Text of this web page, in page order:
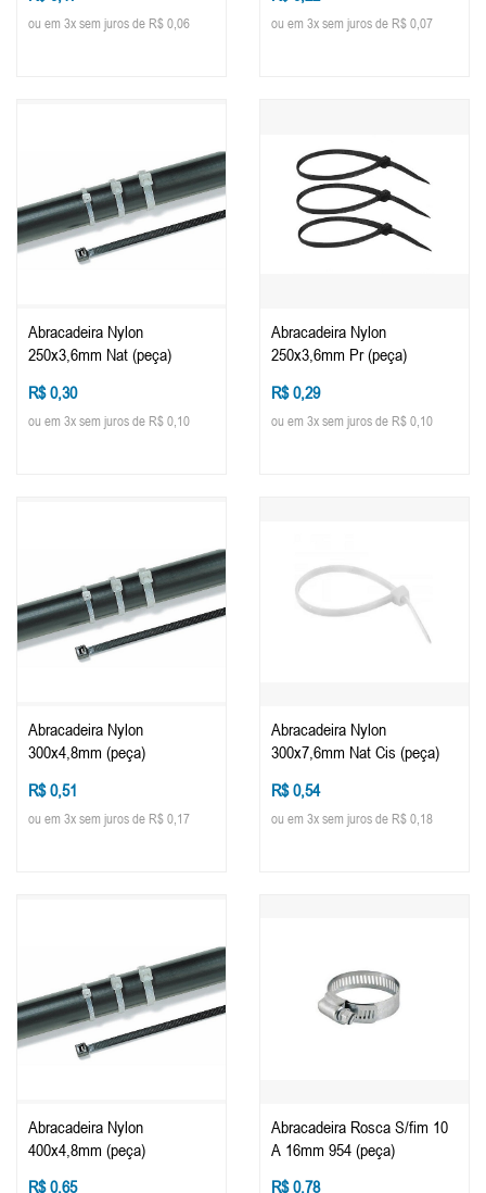
ou em 3x sem juros de R$ 0,06 ou em 3x sem juros de R$ 0,07
Abracadeira Nylon
250x3,6mm Nat (peça)
R$ 0,30
ou em 3x sem juros de R$ 0,10
Abracadeira Nylon
250x3,6mm Pr (peça)
R$ 0,29
ou em 3x sem juros de R$ 0,10
Abracadeira Nylon
300x4,8mm (peça)
R$ 0,51
ou em 3x sem juros de R$ 0,17
Abracadeira Nylon
300x7,6mm Nat Cis (peça)
R$ 0,54
ou em 3x sem juros de R$ 0,18
Abracadeira Nylon
400x4,8mm (peça)
R$ 0,65
Abracadeira Rosca S/fim 10
A 16mm 954 (peça)
R$ 0,78